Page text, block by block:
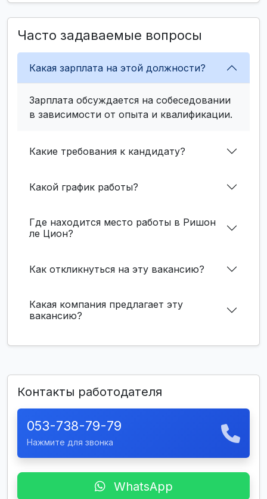
Часто задаваемые вопросы
Какая зарплата на этой должности?
Зарплата обсуждается на собеседовании
в зависимости от опыта и квалификации.
Какие требования к кандидату?
Какой график работы?
Где находится место работы в Ришон
ле Цион?
Как откликнуться на эту вакансию?
Какая компания предлагает эту
вакансию?
Контакты работодателя
053-738-79-79
Нажмите для звонка
WhatsApp